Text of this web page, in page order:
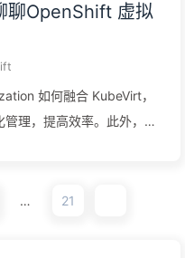
聊OpenShift 虚拟
如何融合 KubeVirt，
理，提高效率。此外，文
… 21